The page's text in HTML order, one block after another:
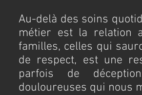
Au-delà des soins
métier est la relation
familles, celles qui
de respect, est une
parfois de
douloureuses qui nous